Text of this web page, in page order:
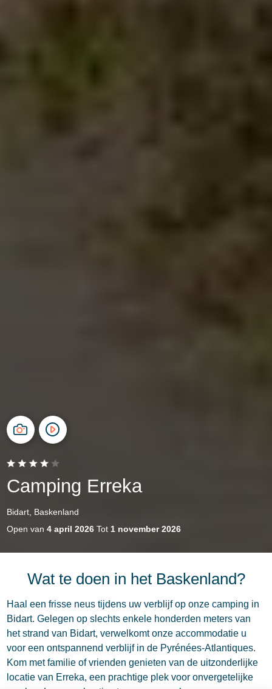
Camping Erreka
Bidart, Baskenland
Open van 4 april 2026Tot 1 november 2026
Wat te doen in het Baskenland?
Haal een frisse neus tijdens uw verblijf op onze camping in
Bidart. Gelegen op slechts enkele honderden meters van
het strand van Bidart, verwelkomt onze accommodatie u
voor een ontspannend verblijf in de Pyrénées-Atlantiques.
Kom met familie of vrienden genieten van de uitzonderlijke
locatie van Erreka, een prachtige plek voor onvergetelijke